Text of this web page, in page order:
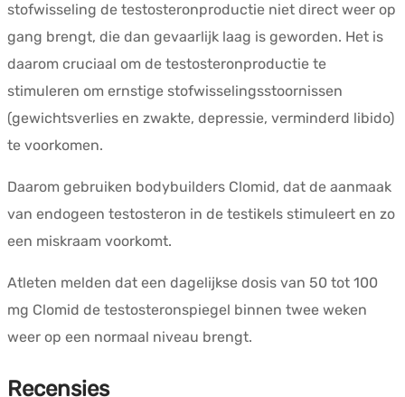
stofwisseling de testosteronproductie niet direct weer op
gang brengt, die dan gevaarlijk laag is geworden. Het is
daarom cruciaal om de testosteronproductie te
stimuleren om ernstige stofwisselingsstoornissen
(gewichtsverlies en zwakte, depressie, verminderd libido)
te voorkomen.
Daarom gebruiken bodybuilders Clomid, dat de aanmaak
van endogeen testosteron in de testikels stimuleert en zo
een miskraam voorkomt.
Atleten melden dat een dagelijkse dosis van 50 tot 100
mg Clomid de testosteronspiegel binnen twee weken
weer op een normaal niveau brengt.
Recensies